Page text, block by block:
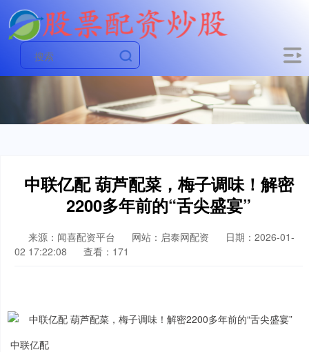
中联亿配 葫芦配菜，梅子调味！解密
2200多年前的“舌尖盛宴”
来源：闻喜配资平台 网站：启泰网配资
日期：2026-01-
02 17:22:08
查看：171
中联亿配